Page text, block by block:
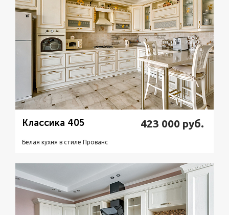
Классика 405 423 000 руб.
Белая кухня в стиле Прованс
Узнать стоимость